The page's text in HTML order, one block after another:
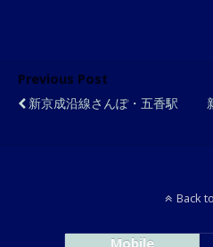
Previous Post
新京成沿線さんぽ・五香駅
Back
Mobile